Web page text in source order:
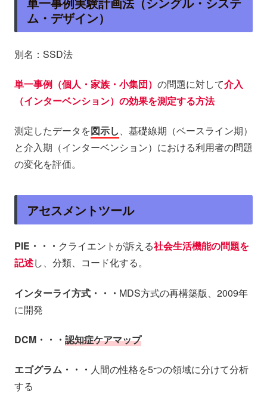
ム・デザイン）
別名：SSD法
単一事例（個人・家族・小集団） の問題に対して介入
（インターベンション）の効果を測定する方法
測定したデータを図示し、基礎線期（ベースライン期）
と介入期（インターベンション）における利用者の問題
の変化を評価。
アセスメントツール
PIE・・・ クライエントが訴える社会生活機能の問題を
記述し、分類、コード化する。
インターライ方式・・・ MDS方式の再構築版、2009年
に開発
DCM・・・ 認知症ケアマップ
エゴグラム・・・ 人間の性格を5つの領域に分けて分析
する